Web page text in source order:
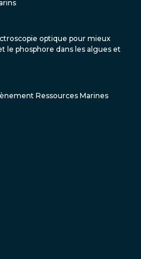
optique pour mieux
le phosphore dans les algues et
Ressources Marines